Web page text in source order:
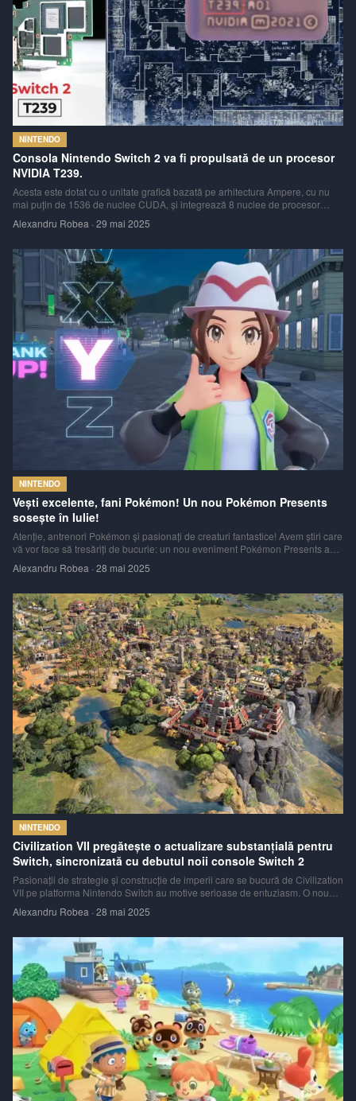
NINTENDO
Consola Nintendo Switch 2 va fi propulsată de un procesor
NVIDIA T239.
Acesta este dotat cu o unitate grafică bazată pe arhitectura Ampere, cu nu
mai puțin de 1536 de nuclee CUDA, și integrează 8 nuclee de procesor
susținută de imagini detaliate ale chipului și informații despre placa de bază,
Alexandru Robea · 29 mai 2025
NINTENDO
Vești excelente, fani Pokémon! Un nou Pokémon Presents
sosește în Iulie!
Atenție, antrenori Pokémon și pasionați de creaturi fantastice! Avem știri care
vă vor face să tresăriți de bucurie: un nou eveniment Pokémon Presents a
care toți îl așteptam cu nerăbdare și cu mult entuziasm!
Alexandru Robea · 28 mai 2025
NINTENDO
Civilization VII pregătește o actualizare substanțială pentru
Switch, sincronizată cu debutul noii console Switch 2
Pasionații de strategie și construcție de imperii care se bucură de Civilization
VII pe platforma Nintendo Switch au motive serioase de entuziasm. O nouă
aducă o multitudine de conținut nou, ajustări de gameplay și îmbunătăț
Alexandru Robea · 28 mai 2025